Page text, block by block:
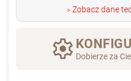
>Zobacz dane
Dobierze za